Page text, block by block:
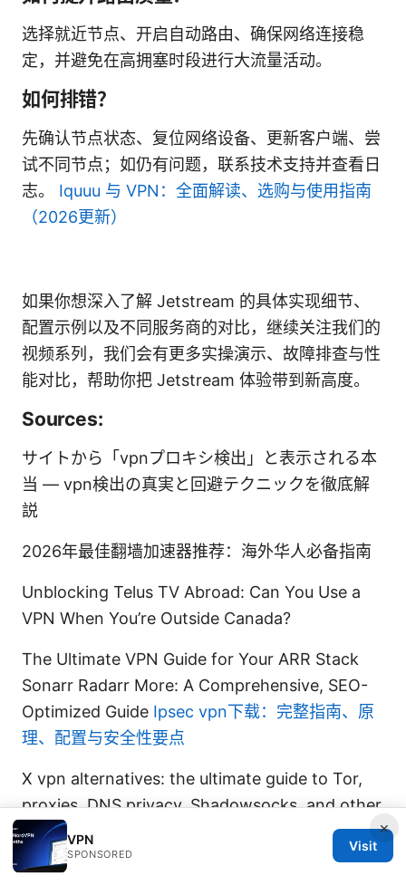
选择就近节点、开启自动路由、确保网络连接稳
定，并避免在高拥塞时段进行大流量活动。
如何排错？
先确认节点状态、复位网络设备、更新客户端、尝
试不同节点；如仍有问题，联系技术支持并查看日
志。 Iquuu 与 VPN：全面解读、选购与使用指南
（2026更新）
如果你想深入了解 Jetstream 的具体实现细节、
配置示例以及不同服务商的对比，继续关注我们的
视频系列，我们会有更多实操演示、故障排查与性
能对比，帮助你把 Jetstream 体验带到新高度。
Sources:
サイトから「vpnプロキシ検出」と表示される本
当 — vpn検出の真実と回避テクニックを徹底解
説
2026年最佳翻墙加速器推荐：海外华人必备指南
Unblocking Telus TV Abroad: Can You Use a
VPN When You’re Outside Canada?
The Ultimate VPN Guide for Your ARR Stack
Sonarr Radarr More: A Comprehensive, SEO-
Optimized Guide Ipsec vpn下载：完整指南、原
理、配置与安全性要点
X vpn alternatives: the ultimate guide to Tor,
proxies, DNS privacy, Shadowsocks, and other
privacy tools
×
VPN
SPONSORED
Visit